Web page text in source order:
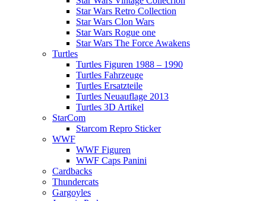
Star Wars Retro Collection
Star Wars Clon Wars
Star Wars Rogue one
Star Wars The Force Awakens
Turtles
Turtles Figuren 1988 – 1990
Turtles Fahrzeuge
Turtles Ersatzteile
Turtles Neuauflage 2013
Turtles 3D Artikel
StarCom
Starcom Repro Sticker
WWF
WWF Figuren
WWF Caps Panini
Cardbacks
Thundercats
Gargoyles